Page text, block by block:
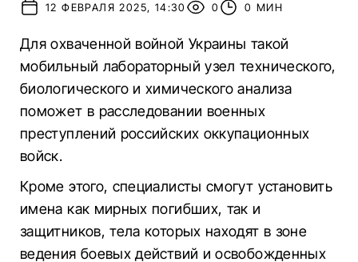
12 ФЕВРАЛЯ 2025, 14:30
0 0 МИН
Для охваченной войной Украины такой
мобильный лабораторный узел технического,
биологического и химического анализа
поможет в расследовании военных
преступлений российских оккупационных
войск.
Кроме этого, специалисты смогут установить
имена как мирных погибших, так и
защитников, тела которых находят в зоне
ведения боевых действий и освобожденных